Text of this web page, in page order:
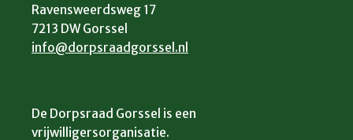
Ravensweerdsweg 17
7213 DW Gorssel
info@dorpsraadgorssel.nl
De Dorpsraad Gorssel is een
vrijwilligersorganisatie.